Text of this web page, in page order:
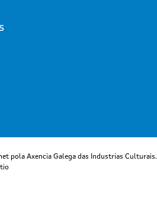
pola Axencia Galega das Industrias Culturais.